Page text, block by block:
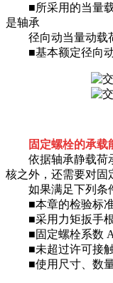
■所采用的当量载
是轴承
径向动当量动载荷
■基本额定径向动
固定螺栓的承载
依据轴承静载荷承
核之外，还需要对固
如果满足下列条件
■本章的检验标准
■采用力矩扳手根
■固定螺栓系数 A
■未超过许可接触
■使用尺寸、数量